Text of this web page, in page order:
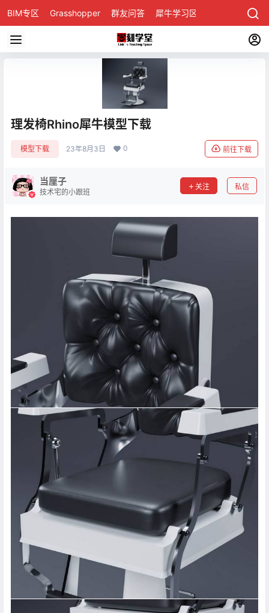
BIM专区 Grasshopper 群友问答 犀牛学习区
理发椅Rhino犀牛模型下载
模型下载 23年8月3日 0 前往下载
当厘子
技术宅的小跟班
关注 私信